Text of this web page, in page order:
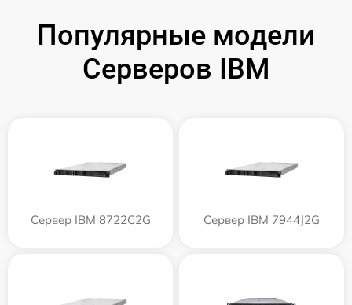
Популярные модели
Серверов IBM
Сервер IBM 8722C2G Сервер IBM 7944J2G